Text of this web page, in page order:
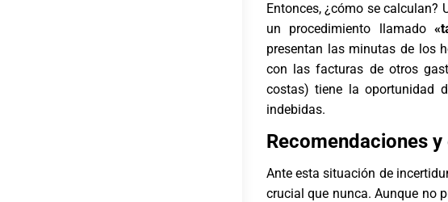
Entonces, ¿cómo se calculan?
un procedimiento llamado
presentan las minutas de los
con las facturas de otros
costas) tiene la oportunidad
indebidas.
Recomendaciones
Ante esta situación de
crucial que nunca. Aunque no